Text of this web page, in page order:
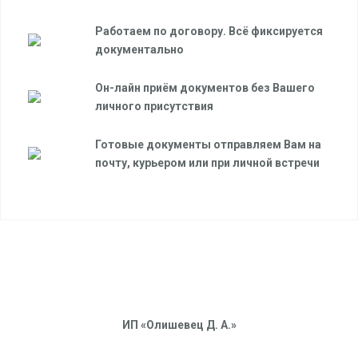
Работаем по договору. Всё фиксируется
документально
Он-лайн приём документов без Вашего
личного присутствия
Готовые документы отправляем Вам на
почту, курьером или при личной встречи
ИП «Олишевец Д. А.»